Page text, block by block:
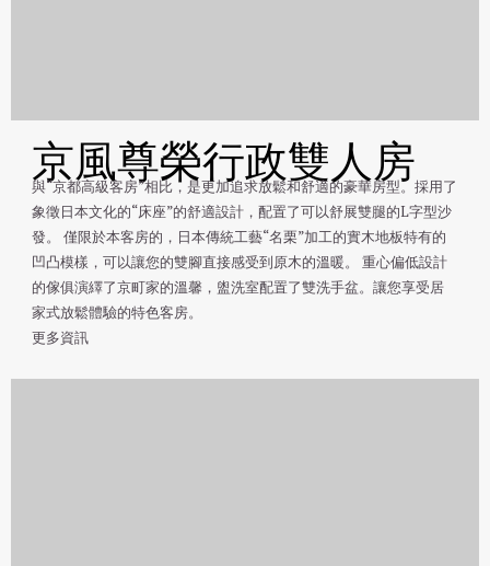
京風尊榮行政雙人房
與“京都高級客房”相比，是更加追求放鬆和舒適的豪華房型。採用了
象徵日本文化的“床座”的舒適設計，配置了可以舒展雙腿的L字型沙
發。 僅限於本客房的，日本傳統工藝“名栗”加工的實木地板特有的
凹凸模樣，可以讓您的雙腳直接感受到原木的溫暖。 重心偏低設計
的傢俱演繹了京町家的溫馨，盥洗室配置了雙洗手盆。讓您享受居
家式放鬆體驗的特色客房。
更多資訊